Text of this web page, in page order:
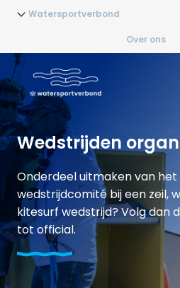
Watersportverbond
Over ons
Wedstrijden
Onderdeel uitmaken van het
wedstrijdcomité bij een zeil,
kitesurf wedstrijd? Volg dan
tot official.